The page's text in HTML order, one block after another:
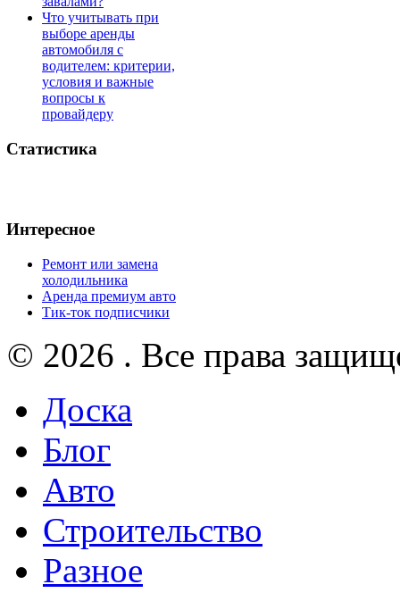
Что учитывать при
выборе аренды
автомобиля с
водителем: критерии,
условия и важные
вопросы к
провайдеру
Статистика
Интересное
Ремонт или замена
холодильника
Аренда премиум авто
Тик-ток подписчики
© 2026 . Все права
Доска
Блог
Авто
Строительство
Разное